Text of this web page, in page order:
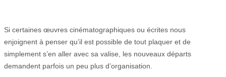
Si certaines œuvres cinématographiques ou écrites nous
enjoignent à penser qu’il est possible de tout plaquer et de
simplement s’en aller avec sa valise, les nouveaux départs
demandent parfois un peu plus d’organisation.